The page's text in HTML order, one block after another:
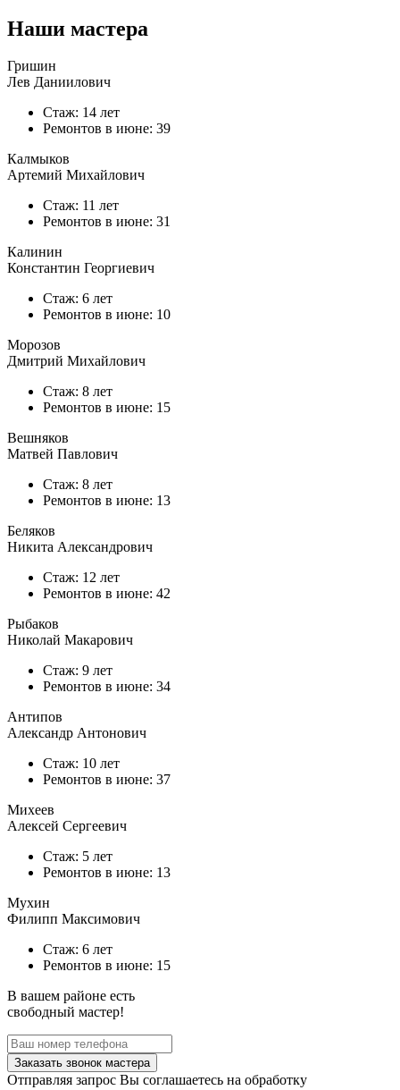
Наши мастера
Гришин
Лев Даниилович
Стаж: 14 лет
Ремонтов в июне: 39
Калмыков
Артемий Михайлович
Стаж: 11 лет
Ремонтов в июне: 31
Калинин
Константин Георгиевич
Стаж: 6 лет
Ремонтов в июне: 10
Морозов
Дмитрий Михайлович
Стаж: 8 лет
Ремонтов в июне: 15
Вешняков
Матвей Павлович
Стаж: 8 лет
Ремонтов в июне: 13
Беляков
Никита Александрович
Стаж: 12 лет
Ремонтов в июне: 42
Рыбаков
Николай Макарович
Стаж: 9 лет
Ремонтов в июне: 34
Антипов
Александр Антонович
Стаж: 10 лет
Ремонтов в июне: 37
Михеев
Алексей Сергеевич
Стаж: 5 лет
Ремонтов в июне: 13
Мухин
Филипп Максимович
Стаж: 6 лет
Ремонтов в июне: 15
В вашем районе есть
свободный мастер!
Заказать звонок мастера
Отправляя запрос Вы соглашаетесь на обработку